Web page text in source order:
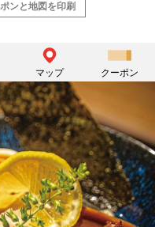
ンと地図を印刷
マップ クーポン